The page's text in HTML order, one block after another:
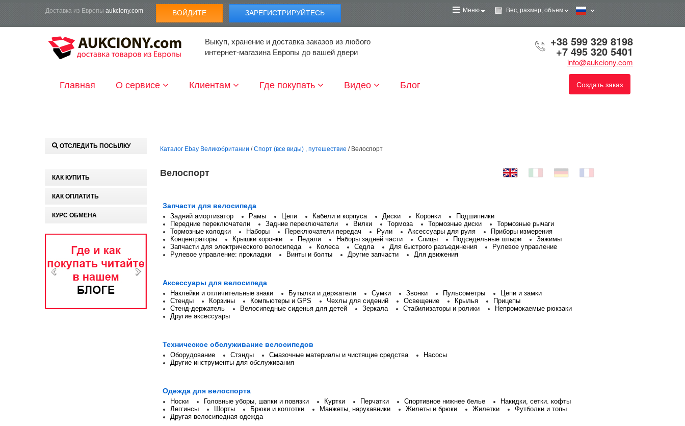
Доставка из Европы aukciony.com ВОЙДИТЕ ЗАРЕГИСТРИРУЙТЕСЬ Меню Вес, размер, объем
Выкуп, хранение и доставка заказов из любого
интернет-магазина Европы до вашей двери
+38 599 329 8198
+7 495 320 5401
info@aukciony.com
Создать заказ
Главная О сервисе Клиентам Где покупать Видео Блог
ОТСЛЕДИТЬ ПОСЫЛКУ
КАК КУПИТЬ
КАК ОПЛАТИТЬ
КУРС ОБМЕНА
Каталог Ebay Великобритании /Спорт (все виды) , путешествие / Велоспорт
Велоспорт
Запчасти для велосипеда
Задний амортизатор Рамы Цепи Кабели и корпуса Диски Коронки
Подшипники
Передние переключатели
Задние переключатели Вилки Тормоза Тормозные диски
Тормозные рычаги
Тормозные колодки
Наборы Переключатели передач Рули Аксессуары для руля
Приборы измерения
Концентраторы
Крышки коронки Педали Наборы задней части Спицы Подседельные штыри
Зажимы
Запчасти для электрического велосипеда
Колеса Седла Для быстрого разъединения
Рулевое управление
Рулевое управление: прокладки
Винты и болты Другие запчасти Для движения
Аксессуары для велосипеда
Наклейки и отличительные знаки Бутылки и держатели Сумки Звонки Пульсометры
Цепи и замки
Стенды
Корзины Компьютеры и GPS Чехлы для сидений Освещение Крылья
Прицепы
Стенд-держатель
Велосипедные сиденья для детей Зеркала Стабилизаторы и ролики
Непромокаемые рюкзаки
Другие аксессуары
Техническое обслуживание велосипедов
Оборудование Стэнды Смазочные материалы и чистящие средства
Насосы
Другие инструменты для обслуживания
Одежда для велоспорта
Носки Головные уборы, шапки и повязки Куртки Перчатки Спортивное нижнее белье
Накидки, сетки. кофты
Леггинсы
Шорты Брюки и колготки Манжеты, нарукавники Жилеты и брюки Жилетки
Футболки и топы
Другая велосипедная одежда